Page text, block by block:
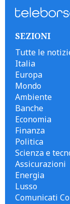
SEZIONI
Tutte le
Italia
Europa
Mondo
Ambiente
Banche
Economia
Finanza
Politica
Scienza e
Assicurazioni
Energia
Lusso
Comunicati